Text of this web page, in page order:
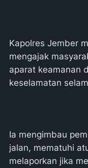
Kapolres Jember
mengajak
aparat keamanan
keselamatan
Ia mengimbau
jalan, mematuhi
melaporkan jika